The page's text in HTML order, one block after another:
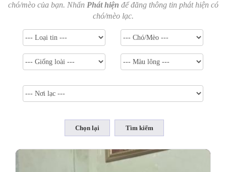
chó/mèo của bạn. Nhấn Phát hiện để đăng thông tin phát hiện có
chó/mèo lạc.